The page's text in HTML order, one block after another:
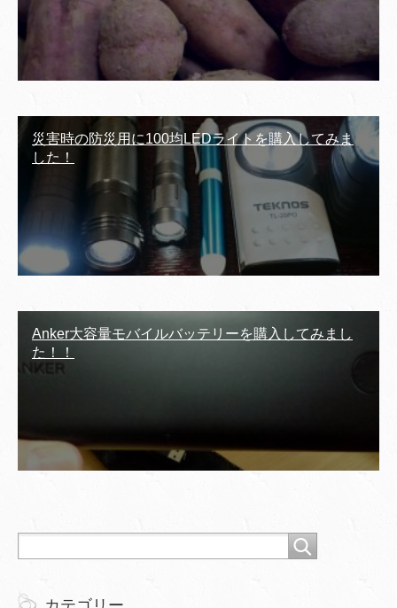
災害時の防災用に100均LEDライトを購入してみま
した！
Anker大容量モバイルバッテリーを購入してみまし
た！！